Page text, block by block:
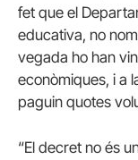
fet que el
educativa, no
vegada ho han
econòmiques, i a
paguin quotes
“El decret no és